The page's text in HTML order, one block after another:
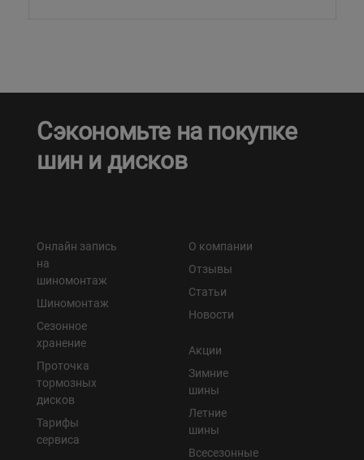
Сэкономьте на покупке
шин и дисков
Онлайн запись
на
шиномонтаж
Шиномонтаж
Сезонное
хранение
Проточка
тормозных
дисков
Тарифы
сервиса
О компании
Отзывы
Статьи
Новости
Акции
Зимние
шины
Летние
шины
Всесезонные